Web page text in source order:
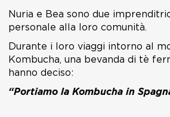
Nuria e Bea sono due
personale alla loro comunità.
Durante i loro viaggi intorno al
Kombucha, una bevanda di tè
hanno deciso:
“Portiamo la Kombucha in